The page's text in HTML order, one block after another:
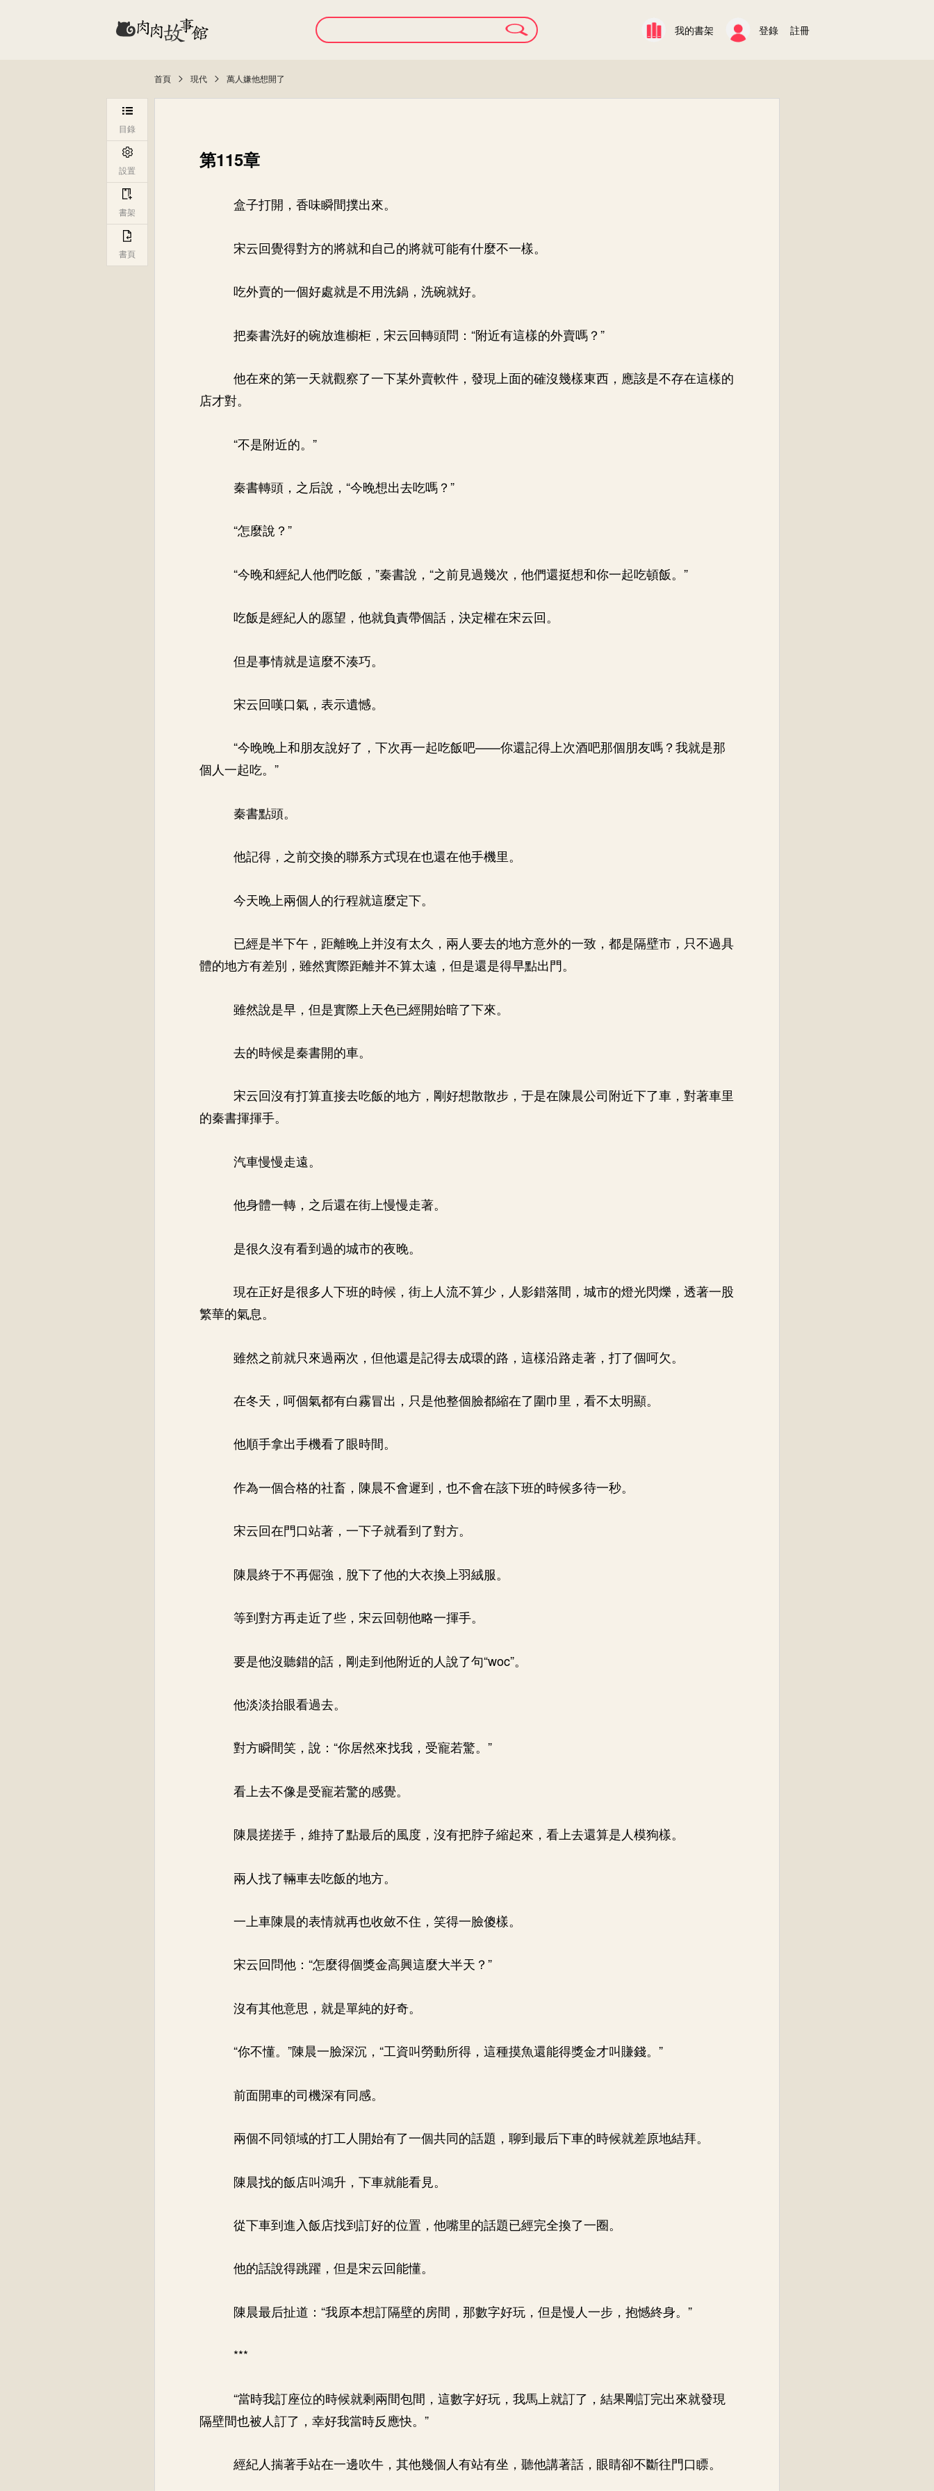
我的書架 登錄 註冊
首頁 現代 萬人嫌他想開了
目錄
設置
書架
書頁
第115章
盒子打開，香味瞬間撲出來。
宋云回覺得對方的將就和自己的將就可能有什麼不一樣。
吃外賣的一個好處就是不用洗鍋，洗碗就好。
把秦書洗好的碗放進櫥柜，宋云回轉頭問：“附近有這樣的外賣嗎？”
他在來的第一天就觀察了一下某外賣軟件，發現上面的確沒幾樣東西，應該是不存在這樣的
店才對。
“不是附近的。”
秦書轉頭，之后說，“今晚想出去吃嗎？”
“怎麼說？”
“今晚和經紀人他們吃飯，”秦書說，“之前見過幾次，他們還挺想和你一起吃頓飯。”
吃飯是經紀人的愿望，他就負責帶個話，決定權在宋云回。
但是事情就是這麼不湊巧。
宋云回嘆口氣，表示遺憾。
“今晚晚上和朋友說好了，下次再一起吃飯吧——你還記得上次酒吧那個朋友嗎？我就是那
個人一起吃。”
秦書點頭。
他記得，之前交換的聯系方式現在也還在他手機里。
今天晚上兩個人的行程就這麼定下。
已經是半下午，距離晚上并沒有太久，兩人要去的地方意外的一致，都是隔壁市，只不過具
體的地方有差別，雖然實際距離并不算太遠，但是還是得早點出門。
雖然說是早，但是實際上天色已經開始暗了下來。
去的時候是秦書開的車。
宋云回沒有打算直接去吃飯的地方，剛好想散散步，于是在陳晨公司附近下了車，對著車里
的秦書揮揮手。
汽車慢慢走遠。
他身體一轉，之后還在街上慢慢走著。
是很久沒有看到過的城市的夜晚。
現在正好是很多人下班的時候，街上人流不算少，人影錯落間，城市的燈光閃爍，透著一股
繁華的氣息。
雖然之前就只來過兩次，但他還是記得去成環的路，這樣沿路走著，打了個呵欠。
在冬天，呵個氣都有白霧冒出，只是他整個臉都縮在了圍巾里，看不太明顯。
他順手拿出手機看了眼時間。
作為一個合格的社畜，陳晨不會遲到，也不會在該下班的時候多待一秒。
宋云回在門口站著，一下子就看到了對方。
陳晨終于不再倔強，脫下了他的大衣換上羽絨服。
等到對方再走近了些，宋云回朝他略一揮手。
要是他沒聽錯的話，剛走到他附近的人說了句“woc”。
他淡淡抬眼看過去。
對方瞬間笑，說：“你居然來找我，受寵若驚。”
看上去不像是受寵若驚的感覺。
陳晨搓搓手，維持了點最后的風度，沒有把脖子縮起來，看上去還算是人模狗樣。
兩人找了輛車去吃飯的地方。
一上車陳晨的表情就再也收斂不住，笑得一臉傻樣。
宋云回問他：“怎麼得個獎金高興這麼大半天？”
沒有其他意思，就是單純的好奇。
“你不懂。”陳晨一臉深沉，“工資叫勞動所得，這種摸魚還能得獎金才叫賺錢。”
前面開車的司機深有同感。
兩個不同領域的打工人開始有了一個共同的話題，聊到最后下車的時候就差原地結拜。
陳晨找的飯店叫鴻升，下車就能看見。
從下車到進入飯店找到訂好的位置，他嘴里的話題已經完全換了一圈。
他的話說得跳躍，但是宋云回能懂。
陳晨最后扯道：“我原本想訂隔壁的房間，那數字好玩，但是慢人一步，抱憾終身。”
***
“當時我訂座位的時候就剩兩間包間，這數字好玩，我馬上就訂了，結果剛訂完出來就發現
隔壁間也被人訂了，幸好我當時反應快。”
經紀人揣著手站在一邊吹牛，其他幾個人有站有坐，聽他講著話，眼睛卻不斷往門口瞟。